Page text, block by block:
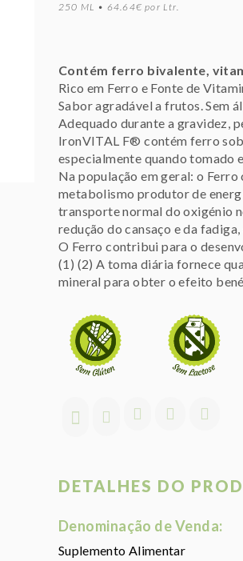
250 ML • 64.64€ por Ltr.
Contém ferro bivalente,
Rico em Ferro e Fonte de
Sabor agradável a frutos. Sem
Adequado durante a gravidez,
IronVITAL F® contém ferro
especialmente quando tomado
Na população em geral: o
metabolismo produtor de
transporte normal do oxigénio
redução do cansaço e da
O Ferro contribui para o
(1) (2) A toma diária fornece
mineral para obter o efeito
DETALHES DO
Denominação de Venda:
Suplemento Alimentar